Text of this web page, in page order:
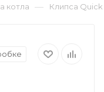
котла — Клипса Quick